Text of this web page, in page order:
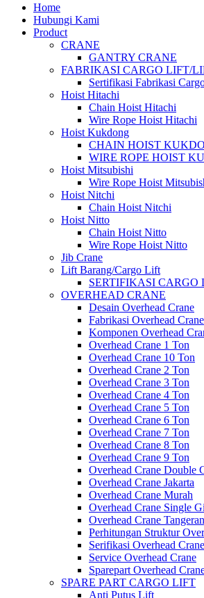
Home
Hubungi Kami
Product
CRANE
GANTRY CRANE
FABRIKASI CARGO LIFT/
Sertifikasi Fabrikasi
Hoist Hitachi
Chain Hoist Hitachi
Wire Rope Hoist Hitachi
Hoist Kukdong
CHAIN HOIST
WIRE ROPE HOIST
Hoist Mitsubishi
Wire Rope Hoist
Hoist Nitchi
Chain Hoist Nitchi
Hoist Nitto
Chain Hoist Nitto
Wire Rope Hoist Nitto
Jib Crane
Lift Barang/Cargo Lift
SERTIFIKASI CARGO
OVERHEAD CRANE
Desain Overhead Crane
Fabrikasi Overhead Crane
Komponen Overhead
Overhead Crane 1 Ton
Overhead Crane 10 Ton
Overhead Crane 2 Ton
Overhead Crane 3 Ton
Overhead Crane 4 Ton
Overhead Crane 5 Ton
Overhead Crane 6 Ton
Overhead Crane 7 Ton
Overhead Crane 8 Ton
Overhead Crane 9 Ton
Overhead Crane Double
Overhead Crane Jakarta
Overhead Crane Murah
Overhead Crane Single
Overhead Crane
Perhitungan Struktur
Serifikasi Overhead Crane
Service Overhead Crane
Sparepart Overhead
SPARE PART CARGO LIFT
Anti Putus Lift